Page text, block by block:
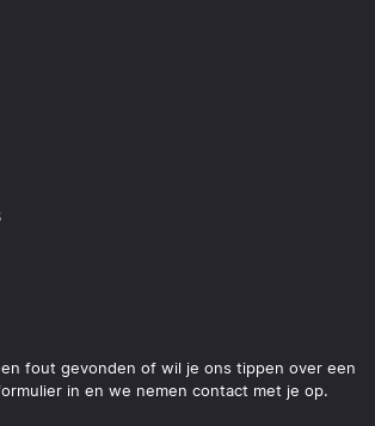
fout gevonden of wil je ons tippen over een
in en we nemen contact met je op.